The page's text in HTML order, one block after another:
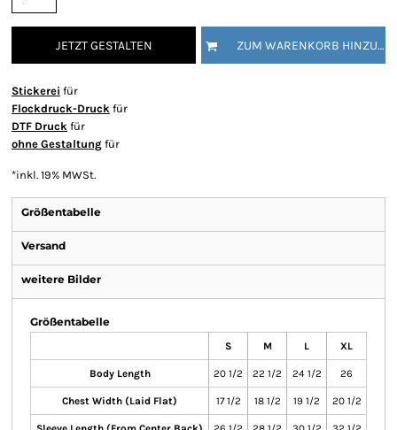
JETZT GESTALTEN ZUM WARENKORB HINZUFÜGEN
Stickerei für
Flockdruck-Druck für
DTF Druck für
ohne Gestaltung für
*inkl. 19% MWSt.
Größentabelle
Versand
weitere Bilder
Größentabelle
S M L XL
Body Length 20 1/2 22 1/2 24 1/2 26
Chest Width (Laid Flat) 17 1/2 18 1/2 19 1/2 20 1/2